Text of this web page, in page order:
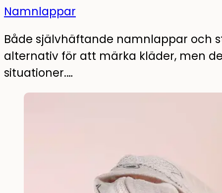
Namnlappar
Både självhäftande namnlappar och
alternativ för att märka kläder, men
situationer.…